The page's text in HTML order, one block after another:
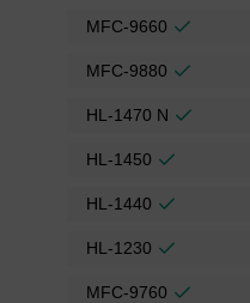
MFC-9660
MFC-9880
HL-1470 N
HL-1450
HL-1440
HL-1230
MFC-9760